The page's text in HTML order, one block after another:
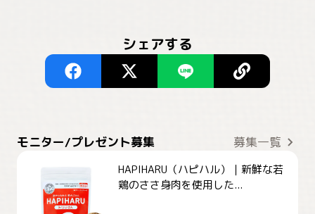
シェアする
モニター/プレゼント募集 募集一覧
HAPIHARU（ハピハル）｜新鮮な若
鶏のささ身肉を使用した...